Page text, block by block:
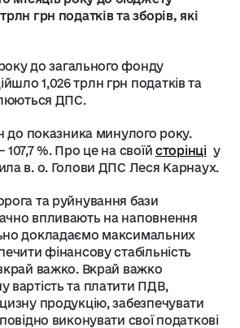
грн податків та зборів, які
року до загального фонду
1,026 трлн грн податків та
ДПС.
до показника минулого року.
%. Про це на своїй сторінці у
в. о. Голови ДПС Леся Карнаух.
та руйнування бази
впливають на наповнення
докладаємо максимальних
фінансову стабільність
важко. Вкрай важко
вартість та платити ПДВ,
продукцію, забезпечувати
виконувати свої податкові